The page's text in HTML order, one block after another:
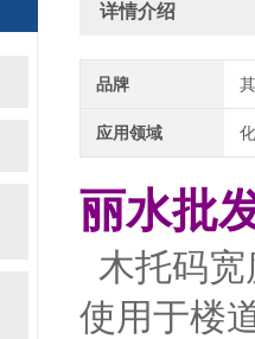
详情介绍
品牌
应用领域
丽水批
木托码
使用于楼